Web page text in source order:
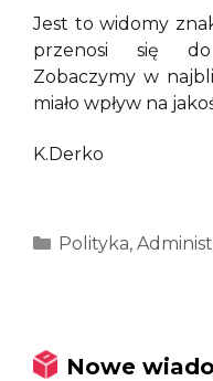
Jest to widomy
przenosi się
Zobaczymy w
miało wpływ na
K.Derko
Kategorie
Polityka,
Nowe